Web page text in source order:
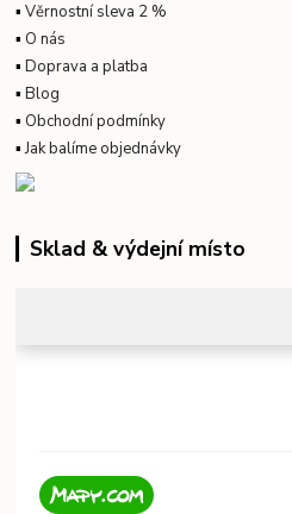
▪Věrnostní sleva 2 %
▪ O nás
▪Doprava a platba
▪Blog
▪ Obchodní podmínky
▪Jak balíme objednávky
Sklad & výdejní místo